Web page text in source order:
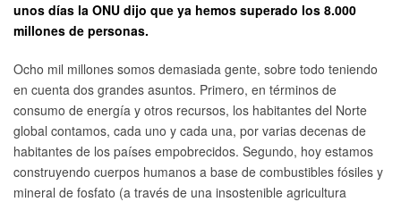
unos días la ONU dijo que ya hemos superado los 8.000
millones de personas.
Ocho mil millones somos demasiada gente, sobre todo teniendo
en cuenta dos grandes asuntos. Primero, en términos de
consumo de energía y otros recursos, los habitantes del Norte
global contamos, cada uno y cada una, por varias decenas de
habitantes de los países empobrecidos. Segundo, hoy estamos
construyendo cuerpos humanos a base de combustibles fósiles y
mineral de fosfato (a través de una insostenible agricultura